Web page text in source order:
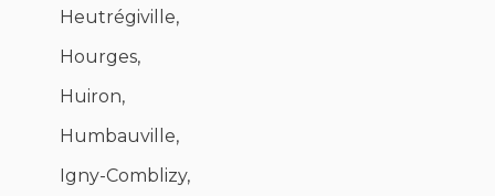
Heutrégiville,
Hourges,
Huiron,
Humbauville,
Igny-Comblizy,